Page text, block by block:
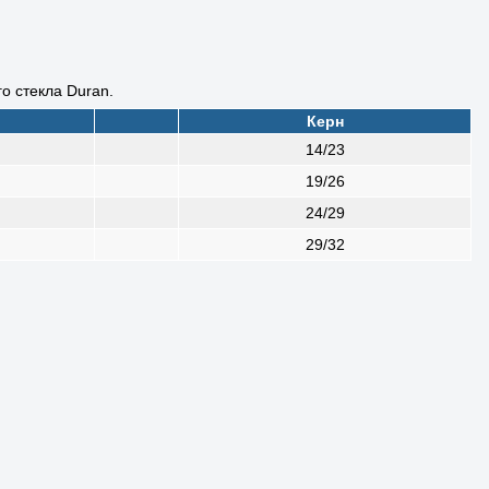
стекла Duran.
Керн
14/23
19/26
24/29
29/32